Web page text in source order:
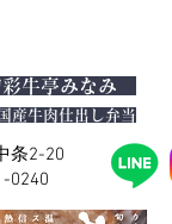
牛亭みなみ
産牛肉仕出し弁当
条2-20
0240